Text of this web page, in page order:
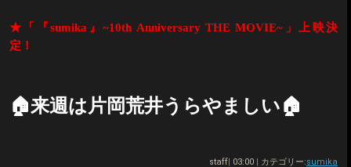
★「『sumika 』~10th Anniversary THE MOVIE~ 」上映決
定！
🏠来週は片岡荒井うらやましい🏠
staff 03:00 カテゴリー:sumika